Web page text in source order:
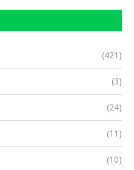
(421)
(3)
(24)
(11)
(10)